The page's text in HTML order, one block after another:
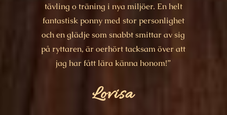
tävling o träning i nya miljöer. En helt
fantastisk ponny med stor personlighet
och en glädje som snabbt smittar av sig
på ryttaren, är oerhört tacksam över att
jag har fått lära känna honom!”
Lovisa